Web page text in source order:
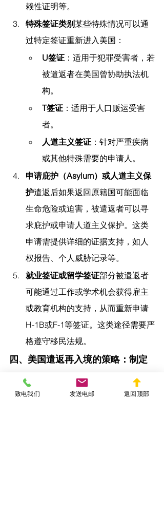
赖性证明等。
特殊签证类别某些特殊情况可以通
过特定签证重新进入美国：
U签证 ：适用于犯罪受害者，若
被遣返者在美国曾协助执法机
构。
T签证 ：适用于人口贩运受害
者。
人道主义签证 ：针对严重疾病
或其他特殊需要的申请人。
申请庇护（Asylum）或人道主义保
护遣返后如果返回原籍国可能面临
生命危险或迫害，被遣返者可以寻
求庇护或申请人道主义保护。这类
申请需提供详细的证据支持，如人
权报告、个人威胁记录等。
就业签证或留学签证部分被遣返者
可能通过工作或学术机会获得雇主
或教育机构的支持，从而重新申请
H-1B或F-1等签证。这类途径需要严
格遵守移民法规。
四、美国遣返再入境的策略：制定
个性化行动计划
“美国遣返再入境”的成功与否在很大程度
致电我们 发送电邮 返回顶部